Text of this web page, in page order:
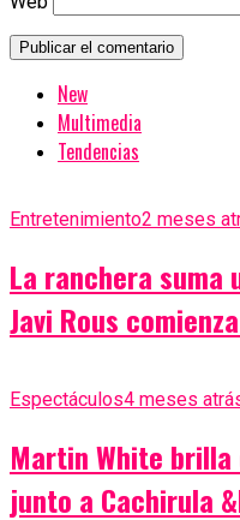
New
Multimedia
Tendencias
Entretenimiento2 meses
La ranchera suma
Javi Rous
Espectáculos4 meses
Martin White brilla
junto a Cachirula